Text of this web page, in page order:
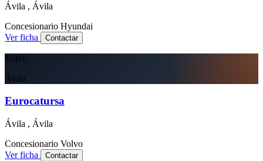
Ávila , Ávila
Concesionario Hyundai
Ver ficha
Contactar
Volvo
Ávila
Eurocatursa
Ávila , Ávila
Concesionario Volvo
Ver ficha
Contactar